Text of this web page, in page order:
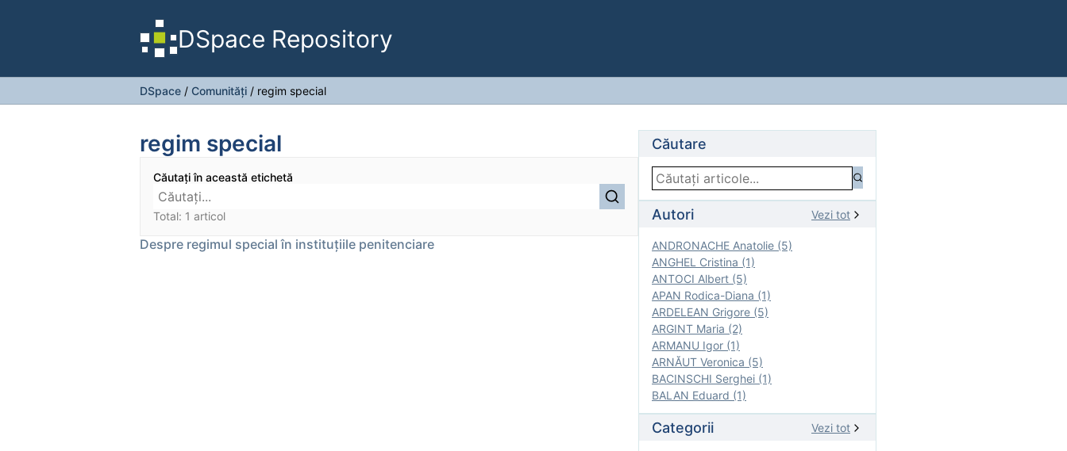
DSpace Repository
DSpace / Comunități / regim special
regim special
Căutați în această etichetă
Total: 1 articol
Despre regimul special în instituțiile penitenciare
Căutare
Autori Vezi tot
ANDRONACHE Anatolie (5)
ANGHEL Cristina (1)
ANTOCI Albert (5)
APAN Rodica-Diana (1)
ARDELEAN Grigore (5)
ARGINT Maria (2)
ARMANU Igor (1)
ARNĂUT Veronica (5)
BACINSCHI Serghei (1)
BALAN Eduard (1)
Categorii Vezi tot